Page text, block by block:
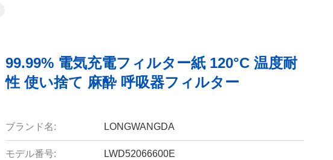
99.99% 電気充電フィルター紙 120°C 温度耐
性 使い捨て 麻酔 呼吸器フィルター
ブランド名: LONGWANGDA
モデル番号: LWD52066600E